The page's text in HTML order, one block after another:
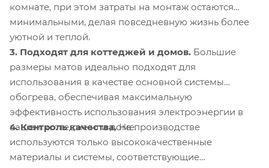
комнате, при этом затраты на монтаж остаются
минимальными, делая повседневную жизнь более
уютной и теплой.
3. Подходят для коттеджей и домов. Большие
размеры матов идеально подходят для
использования в качестве основной системы
обогрева, обеспечивая максимальную
эффективность использования электроэнергии в
вашем коттедже или доме.
4. Контроль качества.На производстве
используются только высококачественные
материалы и системы, соответствующие